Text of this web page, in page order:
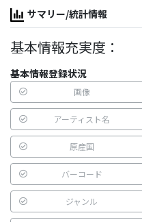
サマリー/統計情報
基本情報充実度：
基本情報登録状況
画像
アーティスト名
原産国
バーコード
ジャンル